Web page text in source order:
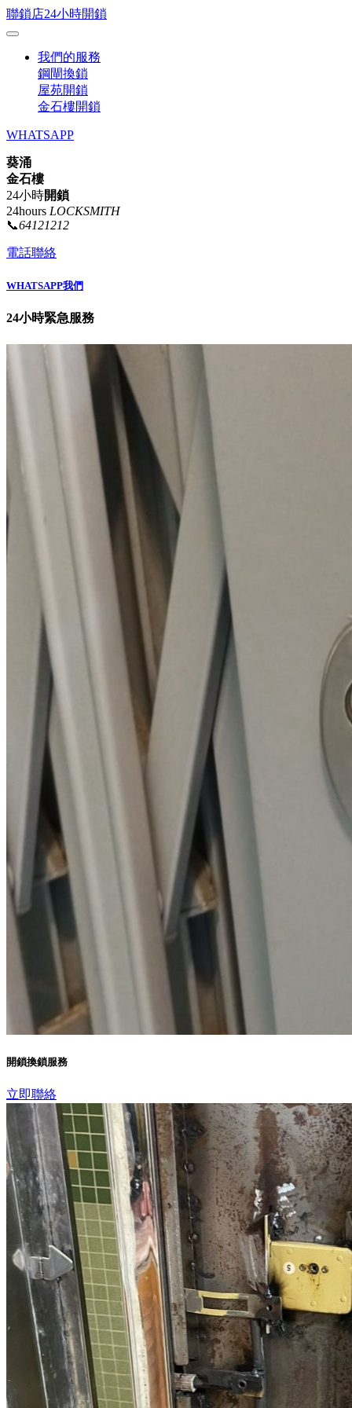
聯鎖店24小時開鎖
我們的服務
鋼閘換鎖
屋苑開鎖
金石樓開鎖
WHATSAPP
葵涌
金石樓
24小時開鎖
24hours LOCKSMITH
📞64121212
電話聯絡
WHATSAPP我們
24小時緊急服務
開鎖換鎖服務
立即聯絡